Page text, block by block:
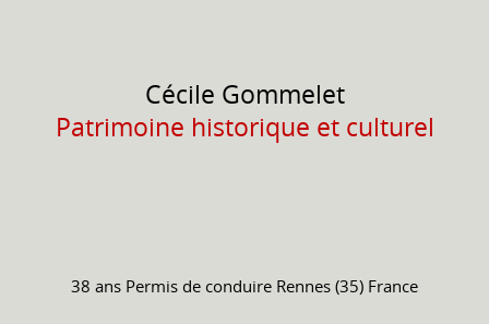
Cécile Gommelet
Patrimoine historique et culturel
38 ans Permis de conduire Rennes (35) France